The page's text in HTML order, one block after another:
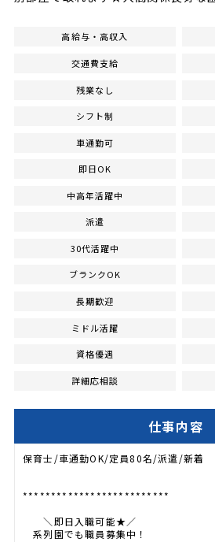
高給与・高収入
交通費支給
残業なし
シフト制
車通勤可
即日OK
中高年活躍中
派遣
30代活躍中
ブランクOK
長期歓迎
ミドル活躍
資格優遇
詳細応相談
仕事内容
保育士/車通勤OK/定員80名/派遣/新着
**************************
＼即日入職可能★／
系列園でも職員募集中！